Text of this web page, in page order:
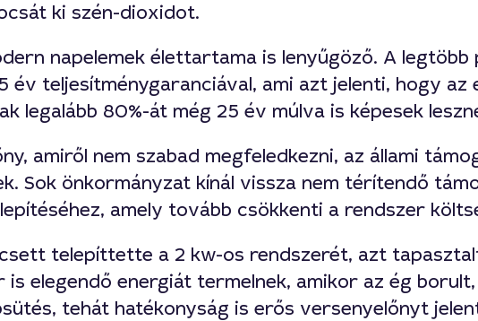
ki szén-dioxidot.
napelemek élettartama is lenyűgöző. A legtöbb
év teljesítménygaranciával, ami azt jelenti, hogy az
legalább 80%-át még 25 év múlva is képesek
amiről nem szabad megfeledkezni, az állami
Sok önkormányzat kínál vissza nem térítendő
amely tovább csökkenti a rendszer
telepíttette a 2 kw-os rendszerét, azt
is elegendő energiát termelnek, amikor az ég
tehát hatékonyság is erős versenyelőnyt